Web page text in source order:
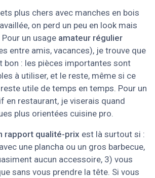
plus chers avec manches en bois
on perd un peu en look mais
un usage amateur régulier
entre amis, vacances), je trouve que
bon : les pièces importantes sont
à utiliser, et le reste, même si ce
reste utile de temps en temps. Pour un
en restaurant, je viserais quand
plus orientées cuisine pro.
rapport qualité-prix est là surtout si :
une plancha ou un gros barbecue,
aucun accessoire, 3) vous
sans vous prendre la tête. Si vous